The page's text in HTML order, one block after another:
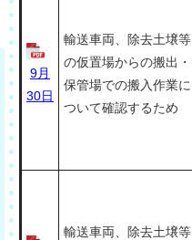
9月
30日
輸送車両、除去土壌等
の仮置場からの搬出・
保管場での搬入作業に
ついて確認するため
輸送車両、除去土壌等